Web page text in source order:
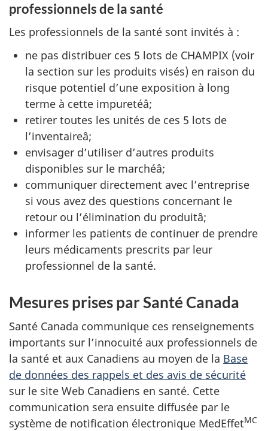
professionnels de la santé
Les professionnels de la santé sont invités à :
ne pas distribuer ces 5 lots de CHAMPIX (voir
la section sur les produits visés) en raison du
risque potentiel d’une exposition à long
terme à cette impuretéâ;
retirer toutes les unités de ces 5 lots de
l’inventaireâ;
envisager d’utiliser d’autres produits
disponibles sur le marchéâ;
communiquer directement avec l’entreprise
si vous avez des questions concernant le
retour ou l’élimination du produitâ;
informer les patients de continuer de prendre
leurs médicaments prescrits par leur
professionnel de la santé.
Mesures prises par Santé Canada
Santé Canada communique ces renseignements
importants sur l’innocuité aux professionnels de
la santé et aux Canadiens au moyen de la Base
de données des rappels et des avis de sécurité
sur le site Web Canadiens en santé. Cette
communication sera ensuite diffusée par le
système de notification électronique MedEffetMC